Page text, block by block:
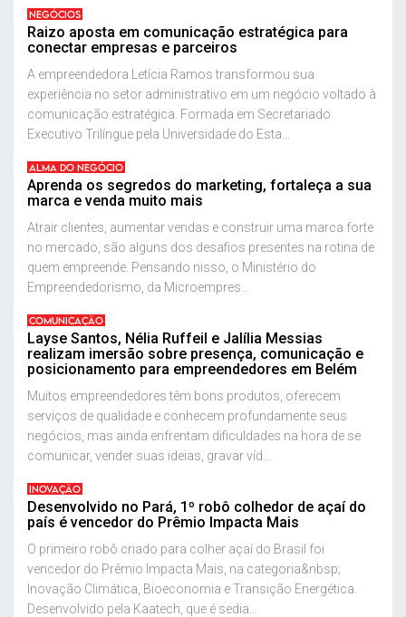
NEGÓCIOS
Raizo aposta em comunicação estratégica para
conectar empresas e parceiros
A empreendedora Letícia Ramos transformou sua
experiência no setor administrativo em um negócio voltado à
comunicação estratégica. Formada em Secretariado
Executivo Trilíngue pela Universidade do Esta...
ALMA DO NEGÓCIO
Aprenda os segredos do marketing, fortaleça a sua
marca e venda muito mais
Atrair clientes, aumentar vendas e construir uma marca forte
no mercado, são alguns dos desafios presentes na rotina de
quem empreende. Pensando nisso, o Ministério do
Empreendedorismo, da Microempres...
COMUNICAÇÃO
Layse Santos, Nélia Ruffeil e Jalília Messias
realizam imersão sobre presença, comunicação e
posicionamento para empreendedores em Belém
Muitos empreendedores têm bons produtos, oferecem
serviços de qualidade e conhecem profundamente seus
negócios, mas ainda enfrentam dificuldades na hora de se
comunicar, vender suas ideias, gravar víd...
INOVAÇÃO
Desenvolvido no Pará, 1º robô colhedor de açaí do
país é vencedor do Prêmio Impacta Mais
O primeiro robô criado para colher açaí do Brasil foi
vencedor do Prêmio Impacta Mais, na categoria&nbsp;
Inovação Climática, Bioeconomia e Transição Energética.
Desenvolvido pela Kaatech, que é sedia...